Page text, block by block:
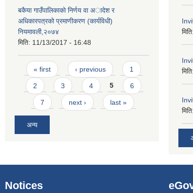
बकैया गाउँपालिकाकाे निर्णय वा अादेश र
अधिकारपत्रको प्रमाणीकरण (कार्यविधी)
नियमावली,२०७४
मिति: 11/13/2017 - 16:48
Pages
« first ‹ previous 1
2 3 4 5 6
7 next › last »
अन्य
मिति:
मिति:
मिति:
Notices